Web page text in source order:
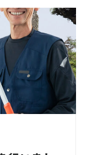
ニファー、
、ナンテン、
シワ、マキの
いちじく、椰
マトネリコ、
、みかん、グ
リー、ヤマボ
、ベニカナメ、
どのお庭の
ご相談くださ
外構工事やエク
ております
ら当社にお気
させて頂き